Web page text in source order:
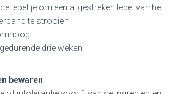
lepeltje om één afgestreken lepel van het
te strooien
drie weken
bewaren